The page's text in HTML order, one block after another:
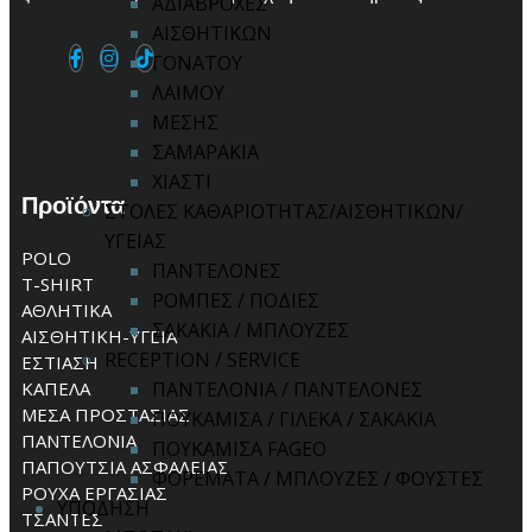
ΑΙΣΘΗΤΙΚΩΝ
ΓΟΝΑΤΟΥ
ΛΑΙΜΟΥ
ΜΕΣΗΣ
ΣΑΜΑΡΑΚΙΑ
ΧΙΑΣΤΙ
ΣΤΟΛΕΣ ΚΑΘΑΡΙΟΤΗΤΑΣ/ΑΙΣΘΗΤΙΚΩΝ/
ΥΓΕΙΑΣ
ΠΑΝΤΕΛΟΝΕΣ
ΡΟΜΠΕΣ / ΠΟΔΙΕΣ
ΣΑΚΑΚΙΑ / ΜΠΛΟΥΖΕΣ
RECEPTION / SERVICE
ΠΑΝΤΕΛΟΝΙΑ / ΠΑΝΤΕΛΟΝΕΣ
ΠΟΥΚΑΜΙΣΑ / ΓΙΛΕΚΑ / ΣΑΚΑΚΙΑ
ΠΟΥΚΑΜΙΣΑ FAGEO
ΦΟΡΕΜΑΤΑ / ΜΠΛΟΥΖΕΣ / ΦΟΥΣΤΕΣ
ΥΠΟΔΗΣΗ
Προϊόντα
POLO
T-SHIRT
ΑΘΛΗΤΙΚΑ
ΑΙΣΘΗΤΙΚΗ-ΥΓΕΙΑ
ΕΣΤΙΑΣΗ
ΚΑΠΕΛΑ
ΜΕΣΑ ΠΡΟΣΤΑΣΙΑΣ
ΠΑΝΤΕΛΟΝΙΑ
ΠΑΠΟΥΤΣΙΑ ΑΣΦΑΛΕΙΑΣ
ΡΟΥΧΑ ΕΡΓΑΣΙΑΣ
ΤΣΑΝΤΕΣ